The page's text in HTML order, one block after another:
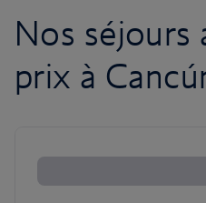
Nos séjours
prix à